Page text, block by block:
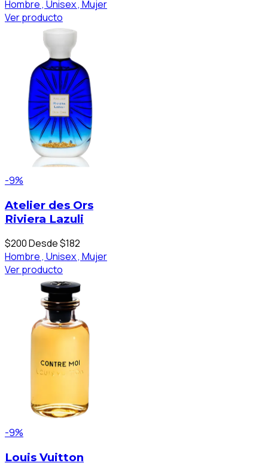
Hombre , Unisex , Mujer
Ver producto
-9%
Atelier des Ors
Riviera Lazuli
$200Desde $182
Hombre , Unisex , Mujer
Ver producto
-9%
Louis Vuitton